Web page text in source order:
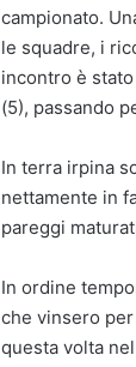
campionato.
le squadre, i
incontro è
(5), passando
In terra irpina
nettamente in
pareggi
In ordine
che vinsero per
questa volta